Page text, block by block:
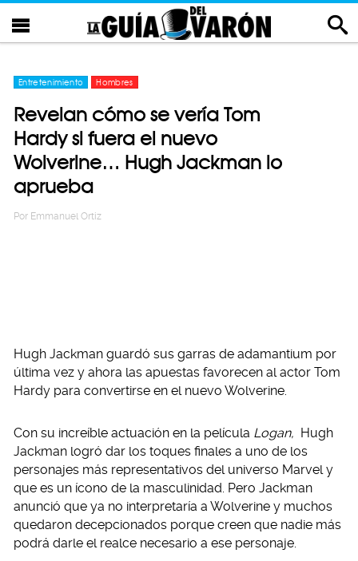
Entretenimiento Hombres
Revelan cómo se vería Tom
Hardy si fuera el nuevo
Wolverine… Hugh Jackman lo
aprueba
Por Emmanuel Ortiz
Hugh Jackman guardó sus garras de adamantium por
última vez y ahora las apuestas favorecen al actor Tom
Hardy para convertirse en el nuevo Wolverine.
Con su increíble actuación en la película Logan, Hugh
Jackman logró dar los toques finales a uno de los
personajes más representativos del universo Marvel y
que es un ícono de la masculinidad. Pero Jackman
anunció que ya no interpretaría a Wolverine y muchos
quedaron decepcionados porque creen que nadie más
podrá darle el realce necesario a ese personaje.